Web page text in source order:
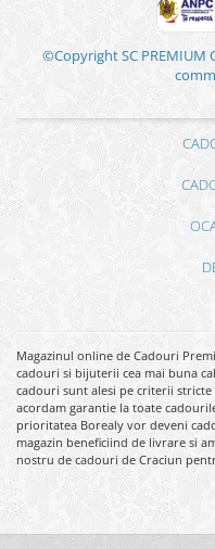
©Copyright SC PREMIUM
Magazinul online de Cadouri
cadouri si bijuterii cea mai buna
cadouri sunt alesi pe criterii
acordam garantie la toate
prioritatea Borealy vor deveni
magazin beneficiind de livrare si
nostru de cadouri de Craciun